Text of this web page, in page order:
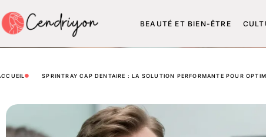
BEAUTÉ ET BIEN-ÊTRE
SPRINTRAY CAP DENTAIRE : LA SOLUTION PERFORMANTE POUR